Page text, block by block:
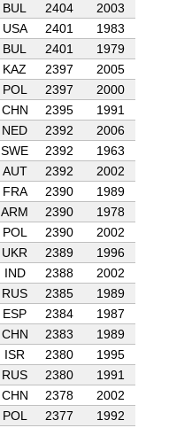
BUL 2404
2003
USA 2401
1983
BUL 2401
1979
KAZ 2397
2005
POL 2397
2000
CHN 2395
1991
NED 2392
2006
SWE 2392
1963
AUT 2392
2002
FRA 2390
1989
ARM 2390
1978
POL 2390
2002
UKR 2389
1996
IND 2388
2002
RUS 2385
1989
ESP 2384
1987
CHN 2383
1989
ISR 2380
1995
RUS 2380
1991
CHN 2378
2002
POL 2377
1992